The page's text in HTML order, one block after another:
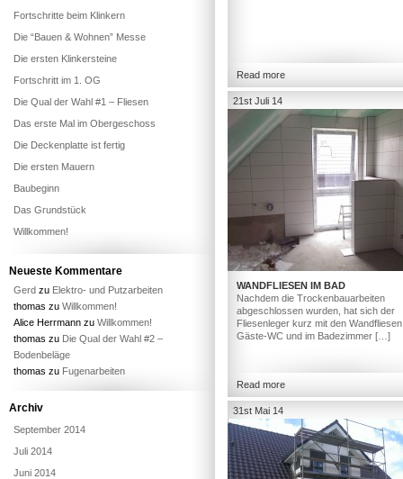
Read more
21st Juli 14
WANDFLIESEN IM BAD
Nachdem die Trockenbauarbeiten
abgeschlossen wurden, hat sich der
Fliesenleger kurz mit den
Gäste-WC und im Badezimmer […]
Read more
31st Mai 14
Fortschritte beim Klinkern
Die “Bauen & Wohnen” Messe
Die ersten Klinkersteine
Fortschritt im 1. OG
Die Qual der Wahl #1 – Fliesen
Das erste Mal im Obergeschoss
Die Deckenplatte ist fertig
Die ersten Mauern
Baubeginn
Das Grundstück
Willkommen!
Neueste Kommentare
Gerd zu Elektro- und Putzarbeiten
thomas zu Willkommen!
Alice Herrmann zu Willkommen!
thomas zu Die Qual der Wahl #2 –
Bodenbeläge
thomas zu Fugenarbeiten
Archiv
September 2014
Juli 2014
Juni 2014